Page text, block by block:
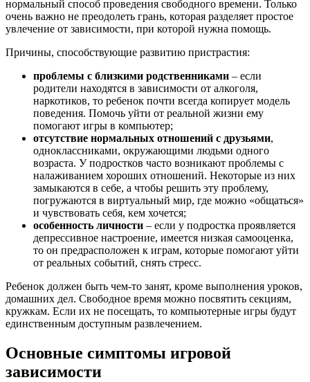
нормальный способ проведения свободного времени. Только
очень важно не преодолеть грань, которая разделяет простое
увлечение от зависимости, при которой нужна помощь.
Причины, способствующие развитию пристрастия:
проблемы с близкими родственниками – если
родители находятся в зависимости от алкоголя,
наркотиков, то ребенок почти всегда копирует модель
поведения. Помочь уйти от реальной жизни ему
помогают игры в компьютер;
отсутствие нормальных отношений с друзьями,
одноклассниками, окружающими людьми одного
возраста. У подростков часто возникают проблемы с
налаживанием хороших отношений. Некоторые из них
замыкаются в себе, а чтобы решить эту проблему,
погружаются в виртуальный мир, где можно «общаться»
и чувствовать себя, кем хочется;
особенность личности – если у подростка проявляется
депрессивное настроение, имеется низкая самооценка,
то он предрасположен к играм, которые помогают уйти
от реальных событий, снять стресс.
Ребенок должен быть чем-то занят, кроме выполнения уроков,
домашних дел. Свободное время можно посвятить секциям,
кружкам. Если их не посещать, то компьютерные игры будут
единственным доступным развлечением.
Основные симптомы игровой
зависимости